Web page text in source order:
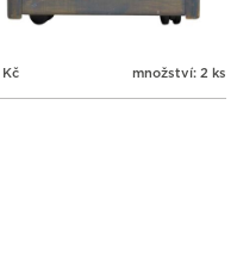
Kč množství: 2 ks